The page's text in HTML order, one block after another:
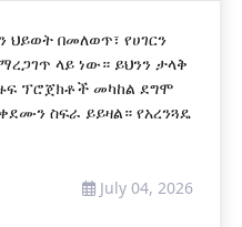
ህይወት በመለወጥ፣ የሀገርን
ላይ ነው። ይህንን ታላቅ
ፕሮጀክቶች መካከል ደግሞ
ስፍራ ይይዛል። የአረንጓዴ
July 04, 2026